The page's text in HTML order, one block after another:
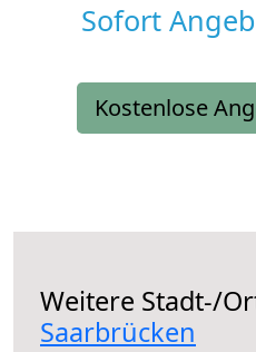
Sofort
Kostenlose
Weitere Stadt-/
Saarbrücken